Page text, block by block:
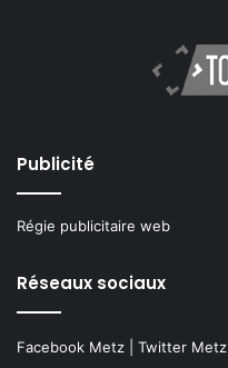
Publicité
Régie publicitaire web
Réseaux sociaux
Facebook Metz Twitter Metz